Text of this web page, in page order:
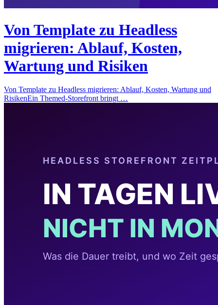
Von Template zu Headless
migrieren: Ablauf, Kosten,
Wartung und Risiken
Von Template zu Headless migrieren: Ablauf, Kosten, Wartung und
RisikenEin Themed-Storefront bringt …